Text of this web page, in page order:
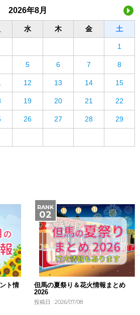
2026年8月
水 木 金 土
1
5 6 7 8
12 13 14 15
19 20 21 22
26 27 28 29
ト情
但馬の夏祭り＆花火情報まとめ
2026
投稿日 : 2026/07/08